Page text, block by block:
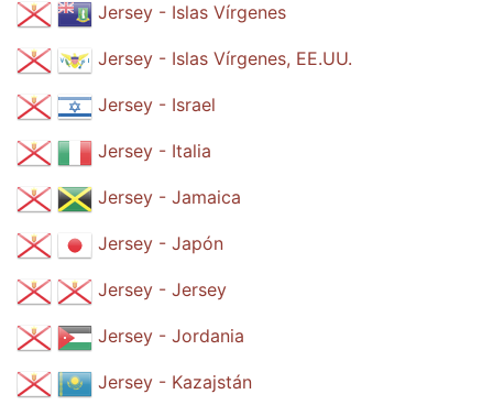
Jersey - Islas Vírgenes
Jersey - Islas Vírgenes, EE.UU.
Jersey - Israel
Jersey - Italia
Jersey - Jamaica
Jersey - Japón
Jersey - Jersey
Jersey - Jordania
Jersey - Kazajstán